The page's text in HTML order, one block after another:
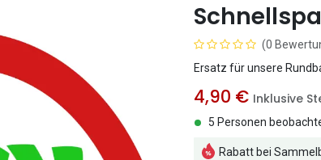
(0
Ersatz für unsere
4,90 € Inklusive
5 Personen
Rabatt bei